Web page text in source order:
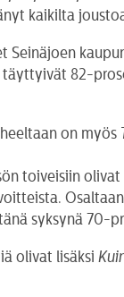
kaikilta
Seinäjoen
82-
on myös
toiveisiin
syksynä 70-
olivat lisäksi